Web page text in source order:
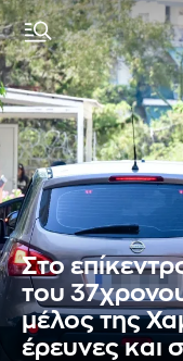
Στο
του
μέλος της
έρευνες και